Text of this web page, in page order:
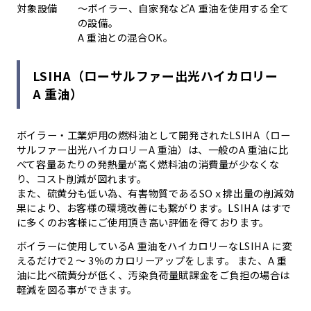
対象設備
～ボイラー、自家発などA 重油を使用する全て
の設備。
A 重油との混合OK。
LSIHA（ローサルファー出光ハイカロリー
A 重油）
ボイラー・工業炉用の燃料油として開発されたLSIHA（ロー
サルファー出光ハイカロリーA 重油）は、一般のA 重油に比
べて容量あたりの発熱量が高く燃料油の消費量が少なくな
り、コスト削減が図れます。
また、硫黄分も低い為、有害物質であるSOｘ排出量の削減効
果により、お客様の環境改善にも繋がります。LSIHA はすで
に多くのお客様にご使用頂き高い評価を得ております。
ボイラーに使用しているA 重油をハイカロリーなLSIHA に変
えるだけで2 ～ 3％のカロリーアップをします。 また、A 重
油に比べ硫黄分が低く、汚染負荷量賦課金をご負担の場合は
軽減を図る事ができます。